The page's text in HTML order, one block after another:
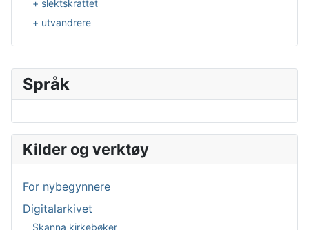
Språk
Velg ditt språk
Kilder og verktøy
For nybegynnere
Digitalarkivet
Skanna kirkebøker
+ slektskrattet
+ utvandrere